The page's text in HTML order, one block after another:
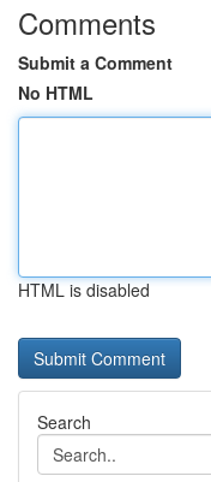
Comments
Submit a Comment
No HTML
HTML is disabled
Search